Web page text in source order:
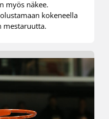
myös näkee.
kokeneella
mestaruutta.